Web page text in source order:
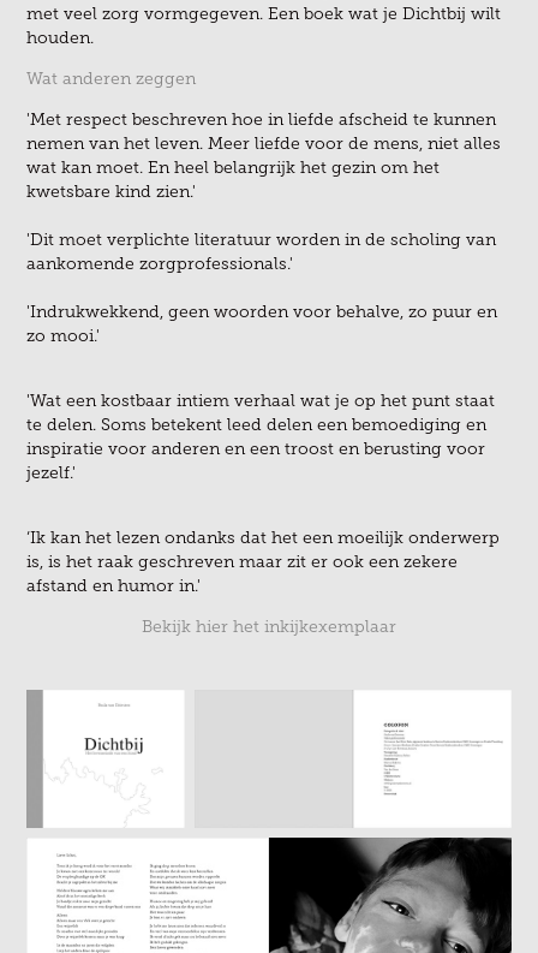
met veel zorg vormgegeven. Een boek wat je Dichtbij wilt
houden.
Wat anderen zeggen
'Met respect beschreven hoe in liefde afscheid te kunnen
nemen van het leven. Meer liefde voor de mens, niet alles
wat kan moet. En heel belangrijk het gezin om het
kwetsbare kind zien.'
'Dit moet verplichte literatuur worden in de scholing van
aankomende zorgprofessionals.'
'Indrukwekkend, geen woorden voor behalve, zo puur en
zo mooi.'
'Wat een kostbaar intiem verhaal wat je op het punt staat
te delen. Soms betekent leed delen een bemoediging en
inspiratie voor anderen en een troost en berusting voor
jezelf.'
‘Ik kan het lezen ondanks dat het een moeilijk onderwerp
is, is het raak geschreven maar zit er ook een zekere
afstand en humor in.'
Bekijk hier het inkijkexemplaar